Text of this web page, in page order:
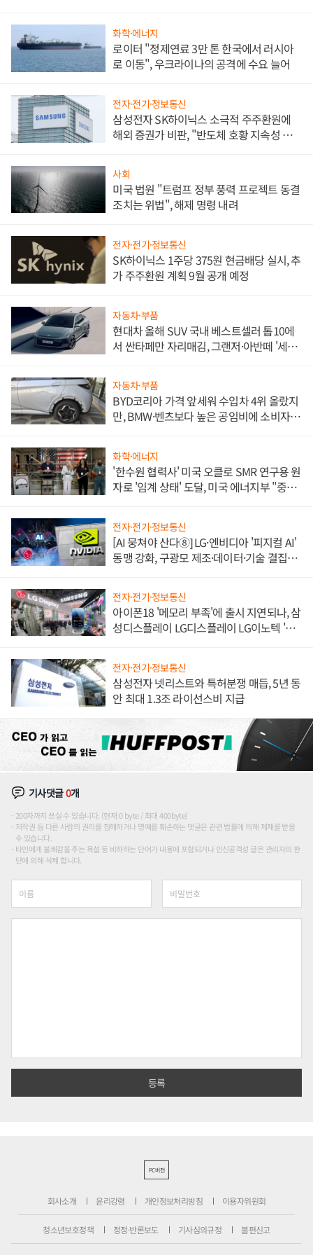
화학·에너지
로이터 "정제연료 3만 톤 한국에서 러시아
로 이동", 우크라이나의 공격에 수요 늘어
전자·전기·정보통신
삼성전자 SK하이닉스 소극적 주주환원에
해외 증권가 비판, "반도체 호황 지속성 의
사회
미국 법원 "트럼프 정부 풍력 프로젝트 동결
조치는 위법", 해제 명령 내려
전자·전기·정보통신
SK하이닉스 1주당 375원 현금배당 실시, 추
가 주주환원 계획 9월 공개 예정
자동차·부품
현대차 올해 SUV 국내 베스트셀러 톱10에
서 싼타페만 자리매김, 그랜저·아반떼 '세단
자동차·부품
BYD코리아 가격 앞세워 수입차 4위 올랐지
만, BMW·벤츠보다 높은 공임비에 소비자
화학·에너지
'한수원 협력사' 미국 오클로 SMR 연구용 원
자로 '임계 상태' 도달, 미국 에너지부 "중요
전자·전기·정보통신
[AI 뭉쳐야 산다⑧] LG·엔비디아 '피지컬 AI'
동맹 강화, 구광모 제조·데이터·기술 결집
전자·전기·정보통신
아이폰18 '메모리 부족'에 출시 지연되나, 삼
성디스플레이 LG디스플레이 LG이노텍 '탈
전자·전기·정보통신
삼성전자 넷리스트와 특허분쟁 매듭, 5년 동
안 최대 1.3조 라이선스비 지급
기사댓글0개
200자까지 쓰실 수 있습니다. (현재 0 byte / 최대 400byte)
저작권 등 다른 사람의 권리를 침해하거나 명예를 훼손하는 댓글은 관련 법률에 의해 제재를 받을
수 있습니다.
타인에게 불쾌감을 주는 욕설 등 비하하는 단어가 내용에 포함되거나 인신공격성 글은 관리자의 판
단에 의해 삭제 합니다.
PC버전
회사소개 윤리강령 개인정보처리방침 이용자위원회
청소년보호정책 정정·반론보도 기사심의규정 불편신고